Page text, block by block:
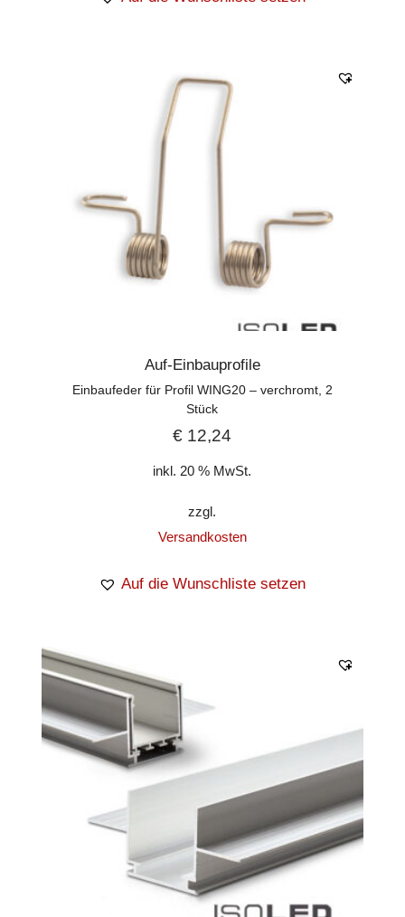
Auf-Einbauprofile
Einbaufeder für Profil WING20 – verchromt, 2
Stück
€ 12,24
inkl. 20 % MwSt.
zzgl.
Versandkosten
Auf die Wunschliste setzen